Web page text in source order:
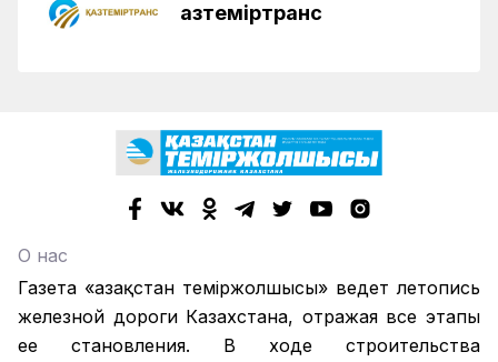
Қазтеміртранс
О нас
Газета «Қазақстан теміржолшысы» ведет летопись
железной дороги Казахстана, отражая все этапы
ее становления. В ходе строительства